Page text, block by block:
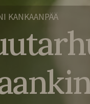
KANKAANPÄÄ